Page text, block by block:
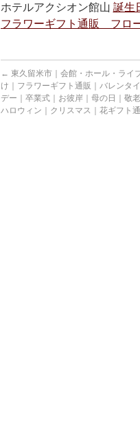
ホテルアクシオン館山 誕生
フラワーギフト通販 フロ
← 東久留米市｜会館・ホール・ライ
け｜フラワーギフト通販｜バレンタ
デー｜卒業式｜お彼岸｜母の日｜敬
ハロウィン｜クリスマス｜花ギフト